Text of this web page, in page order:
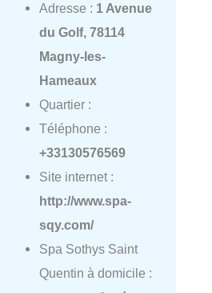
Adresse : 1 Avenue
du Golf, 78114
Magny-les-
Hameaux
Quartier :
Téléphone :
+33130576569
Site internet :
http://www.spa-
sqy.com/
Spa Sothys Saint
Quentin à domicile :